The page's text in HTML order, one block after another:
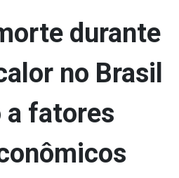
durante
no Brasil
a fatores